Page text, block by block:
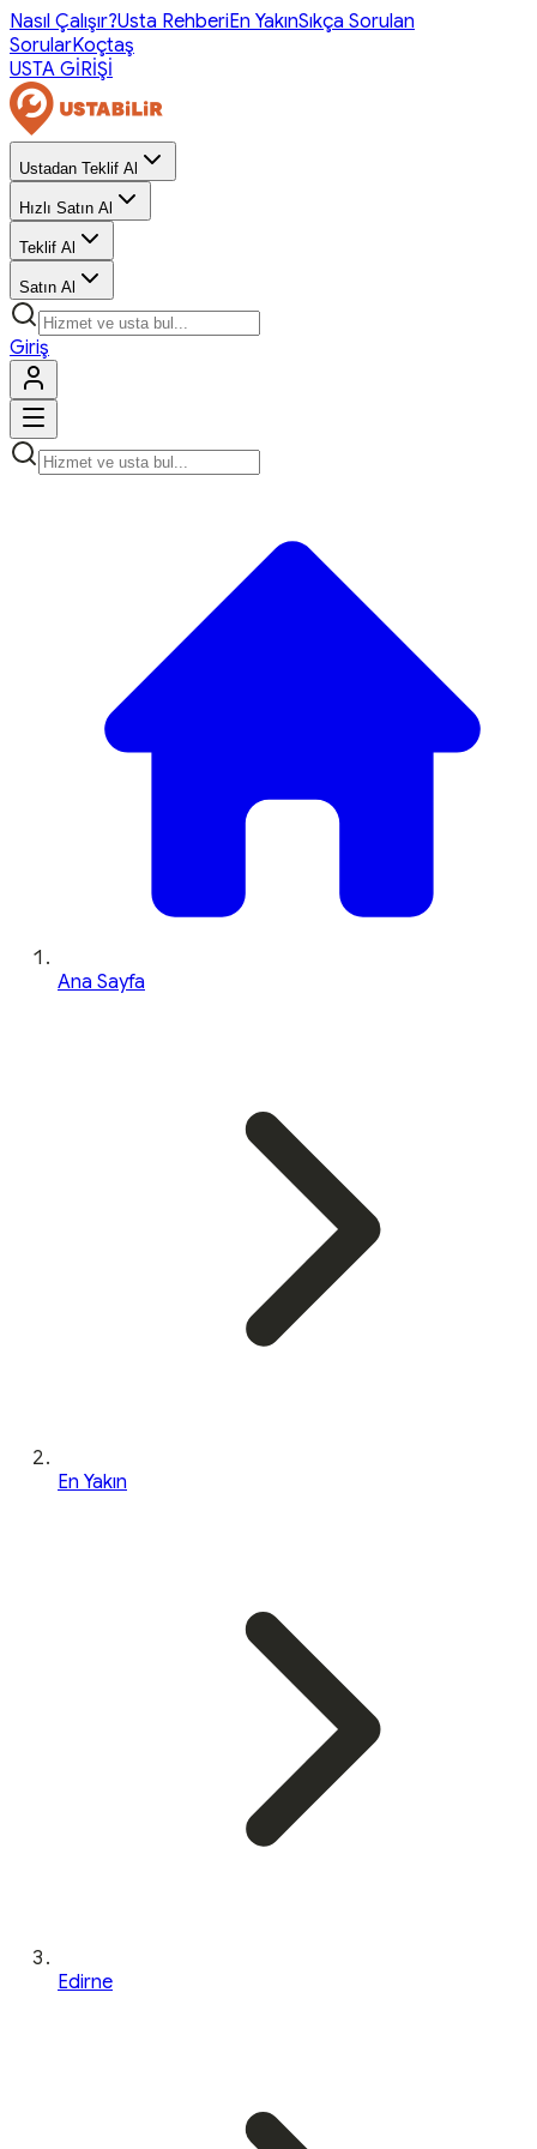
Nasıl Çalışır?Usta RehberiEn YakınSıkça Sorulan
SorularKoçtaş
USTA GİRİŞİ
Ustadan Teklif Al
Hızlı Satın Al
Teklif Al
Satın Al
Giriş
Ana Sayfa
En Yakın
Edirne